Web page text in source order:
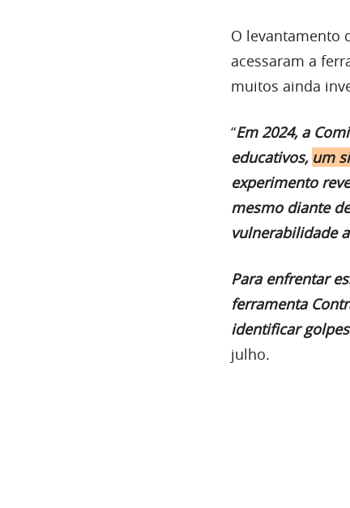
O levantamento
acessaram a
muitos ainda
“Em 2024, a
educativos, um
experimento
mesmo diante
vulnerabilidade
Para enfrentar
ferramenta
identificar
julho.